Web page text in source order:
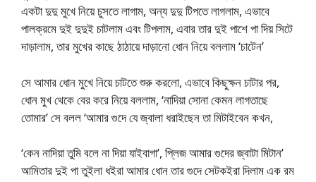
একটা দুদু মুখে নিয়ে চুসতে লাগাম, অন্য দুদু টিপতে লাগলাম, এভাবে
পালক্রমে দুই দুদুই চাটলাম এবং টিপলাম, এবার তার দুই পাশে পা দিয় সিটে
দাড়ালাম, তার মুখের কাছে ঠাঠায়ে দাড়ানো ধোন নিয়ে বললাম ‘চাটেন’
সে আমার ধোন মুখে নিয়ে চাটতে শুরু করলো, এভাবে কিছুক্ষন চাটার পর,
ধোন মুখ থেকে বের করে নিয়ে বললাম, ‘নাদিয়া সোনা কেমন লাগতাছে
তোমার’ সে বলল ‘আমার গুদে যে জ্বালা ধরাইছেন তা মিটাইবেন কখন,
‘কেন নাদিয়া তুমি বলে না দিয়া যাইবাগা’, প্লিজ আমার গুদের জ্বাটা মিটান’
আমিতার দুই পা তুইলা ধইরা আমার ধোন তার গুদে সেটকইরা দিলাম এক রম